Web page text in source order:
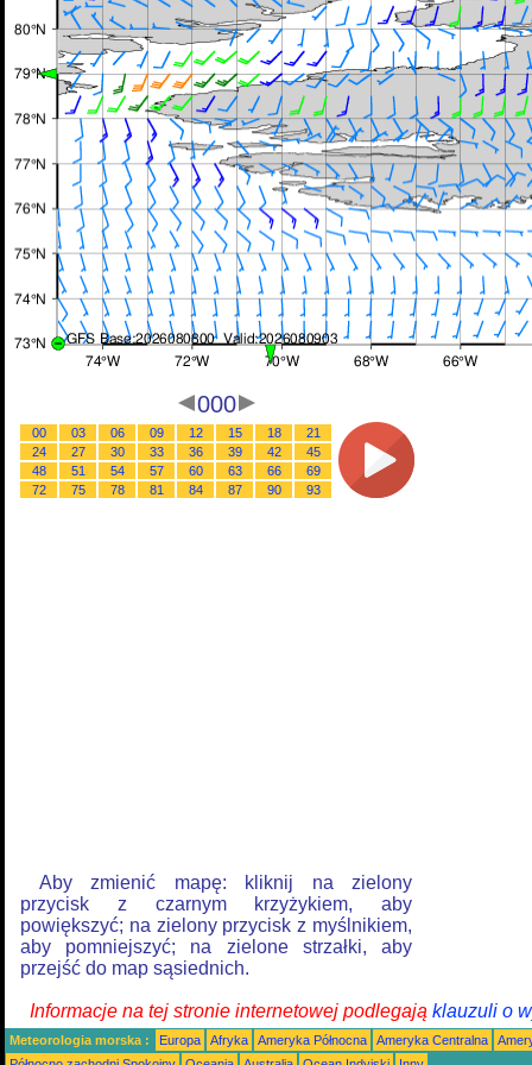
000
00 03 06 09 12 15 18
21
24
27 30 33 36 39 42
45
48
51 54 57 60 63 66
69
72
75 78 81 84 87 90 93
Aby zmienić mapę: kliknij na zielony
przycisk z czarnym krzyżykiem, aby
powiększyć; na zielony przycisk z myślnikiem,
aby pomniejszyć; na zielone strzałki, aby
przejść do map sąsiednich.
Informacje na tej stronie internetowej podlegają klauzuli o
Meteorologia morska : Europa Afryka Ameryka Północna Ameryka Centralna